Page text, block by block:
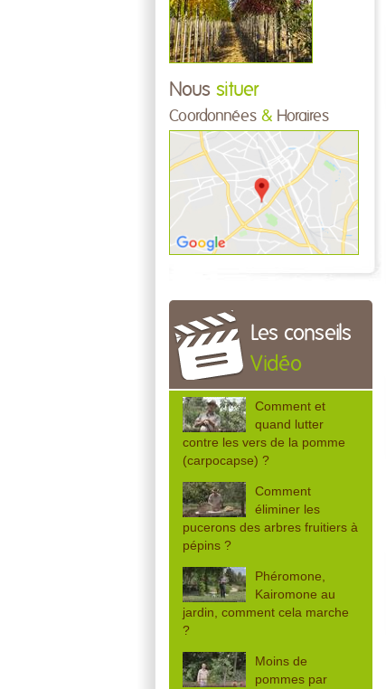
Nous situer
Coordonnées & Horaires
Les conseils
Vidéo
Comment et
quand lutter
contre les vers de la pomme
(carpocapse) ?
Comment
éliminer les
pucerons des arbres fruitiers à
pépins ?
Phéromone,
Kairomone au
jardin, comment cela marche
?
Moins de
pommes par